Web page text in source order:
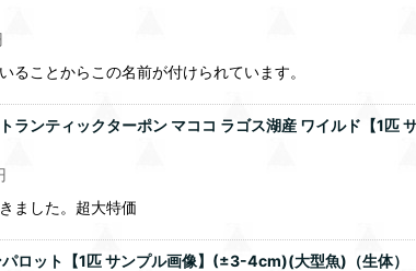
ることからこの名前が付けられています。
トランティックターポン マココ ラゴス湖産 ワイルド【1
ました。超大特価
パロット【1匹 サンプル画像】(±3-4cm)(大型魚)（生体）